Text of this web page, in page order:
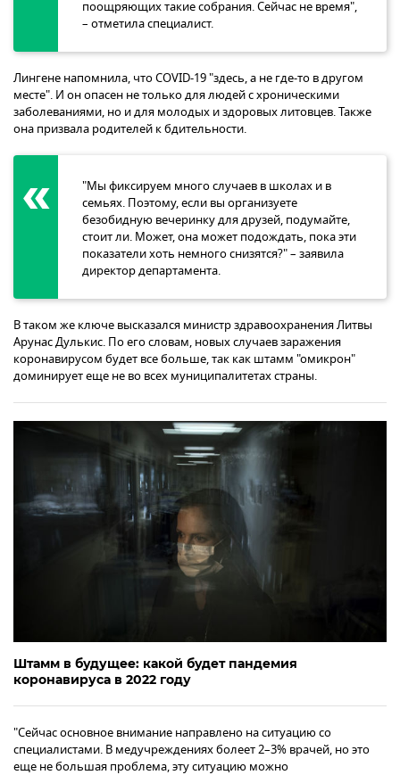
поощряющих такие собрания. Сейчас не время",
– отметила специалист.
Лингене напомнила, что COVID-19 "здесь, а не где-то в другом
месте". И он опасен не только для людей с хроническими
заболеваниями, но и для молодых и здоровых литовцев. Также
она призвала родителей к бдительности.
"Мы фиксируем много случаев в школах и в
семьях. Поэтому, если вы организуете
безобидную вечеринку для друзей, подумайте,
стоит ли. Может, она может подождать, пока эти
показатели хоть немного снизятся?" – заявила
директор департамента.
В таком же ключе высказался министр здравоохранения Литвы
Арунас Дулькис. По его словам, новых случаев заражения
коронавирусом будет все больше, так как штамм "омикрон"
доминирует еще не во всех муниципалитетах страны.
Штамм в будущее: какой будет пандемия
коронавируса в 2022 году
"Сейчас основное внимание направлено на ситуацию со
специалистами. В медучреждениях болеет 2–3% врачей, но это
еще не большая проблема, эту ситуацию можно